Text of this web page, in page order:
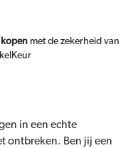
met de zekerheid van
in een echte
ontbreken. Ben jij een